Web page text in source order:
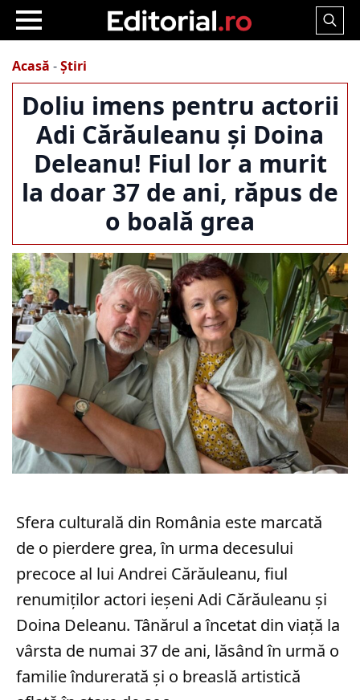
Search
Acasă -Știri
Doliu imens pentru actorii
Adi Cărăuleanu și Doina
Deleanu! Fiul lor a murit
la doar 37 de ani, răpus de
o boală grea
Sfera culturală din România este marcată
de o pierdere grea, în urma decesului
precoce al lui Andrei Cărăuleanu, fiul
renumiților actori ieșeni Adi Cărăuleanu și
Doina Deleanu. Tânărul a încetat din viață la
vârsta de numai 37 de ani, lăsând în urmă o
familie îndurerată și o breaslă artistică